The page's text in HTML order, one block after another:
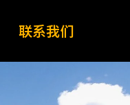
联系我们